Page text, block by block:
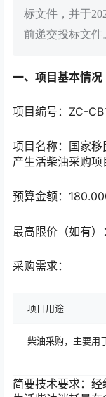
标文件，并于
前递交投标文件
一、项目基本情况
项目编号：ZC-
项目名称：国家
产生活柴油采购项
预算金额：
最高限价（如有
采购需求：
项目用途
柴油采购，主要用
简要技术要求：